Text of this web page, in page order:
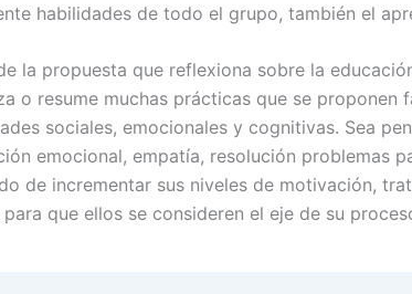
habilidades de todo el grupo, también el
la propuesta que reflexiona sobre la
o resume muchas prácticas que se proponen
sociales, emocionales y cognitivas. Sea
emocional, empatía, resolución problemas
de incrementar sus niveles de motivación,
que ellos se consideren el eje de su